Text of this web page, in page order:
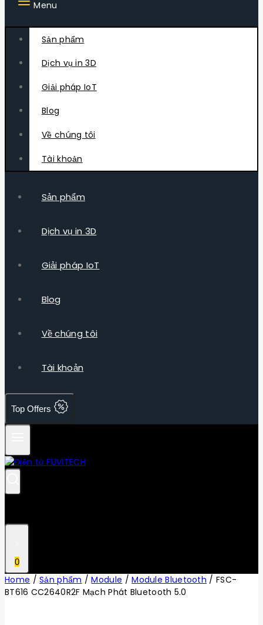
Menu
Sản phẩm
Dịch vụ in 3D
Giải pháp IoT
Blog
Về chúng tôi
Tài khoản
Sản phẩm
Dịch vụ in 3D
Giải pháp IoT
Blog
Về chúng tôi
Tài khoản
Top Offers
0
Home / Sản phẩm / Module / Module Bluetooth / FSC-
BT616 CC2640R2F Mạch Phát Bluetooth 5.0